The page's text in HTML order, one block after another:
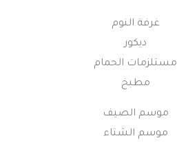
غرفة النوم
ديكور
مستلزمات الحمام
مطبخ
موسم الصيف
موسم الشتاء